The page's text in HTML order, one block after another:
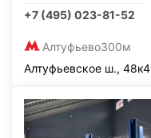
+7 (495) 023-81-52
Алтуфьево300м
Алтуфьевское ш., 48к4